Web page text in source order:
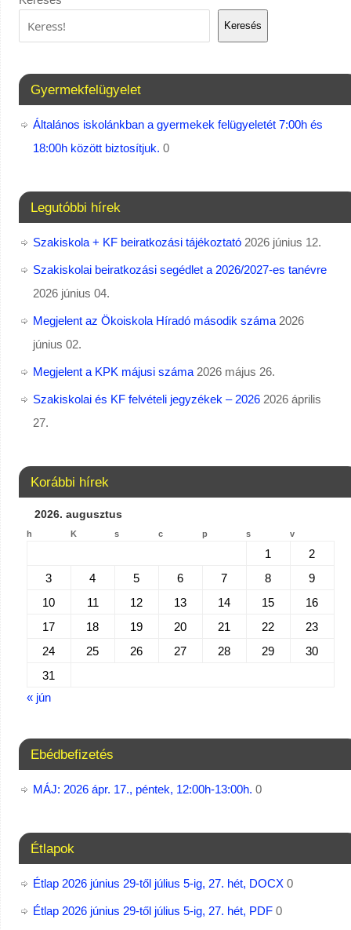
Keresés
Gyermekfelügyelet
Általános iskolánkban a gyermekek felügyeletét 7:00h és
18:00h között biztosítjuk. 0
Legutóbbi hírek
Szakiskola + KF beiratkozási tájékoztató 2026 június 12.
Szakiskolai beiratkozási segédlet a 2026/2027-es tanévre
2026 június 04.
Megjelent az Ökoiskola Híradó második száma 2026
június 02.
Megjelent a KPK májusi száma 2026 május 26.
Szakiskolai és KF felvételi jegyzékek – 2026 2026 április
27.
Korábbi hírek
2026. augusztus
h K s c p s v
1
2
3
4 5 6 7 8
9
10
11 12 13 14 15
16
17
18 19 20 21 22
23
24
25 26 27 28 29
30
31
« jún
Ebédbefizetés
MÁJ: 2026 ápr. 17., péntek, 12:00h-13:00h. 0
Étlapok
Étlap 2026 június 29-től július 5-ig, 27. hét, DOCX0
Étlap 2026 június 29-től július 5-ig, 27. hét, PDF0